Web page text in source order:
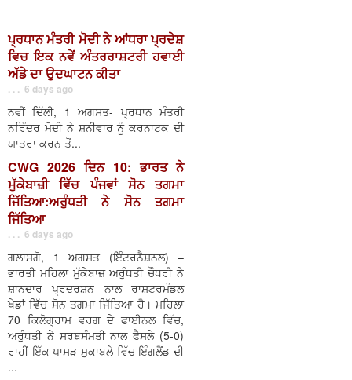
ਪ੍ਰਧਾਨ ਮੰਤਰੀ ਮੋਦੀ ਨੇ ਆਂਧਰਾ ਪ੍ਰਦੇਸ਼
ਵਿਚ ਇਕ ਨਵੇਂ ਅੰਤਰਰਾਸ਼ਟਰੀ ਹਵਾਈ
ਅੱਡੇ ਦਾ ਉਦਘਾਟਨ ਕੀਤਾ
. . . 6 days ago
ਨਵੀਂ ਦਿੱਲੀ, 1 ਅਗਸਤ- ਪ੍ਰਧਾਨ ਮੰਤਰੀ
ਨਰਿੰਦਰ ਮੋਦੀ ਨੇ ਸ਼ਨੀਵਾਰ ਨੂੰ ਕਰਨਾਟਕ ਦੀ
ਯਾਤਰਾ ਕਰਨ ਤੋਂ...
CWG 2026 ਦਿਨ 10: ਭਾਰਤ ਨੇ
ਮੁੱਕੇਬਾਜ਼ੀ ਵਿੱਚ ਪੰਜਵਾਂ ਸੋਨ ਤਗਮਾ
ਜਿੱਤਿਆ:ਅਰੁੰਧਤੀ ਨੇ ਸੋਨ ਤਗਮਾ
ਜਿੱਤਿਆ
. . . 6 days ago
ਗਲਾਸਗੋ, 1 ਅਗਸਤ (ਇੰਟਰਨੈਸ਼ਨਲ) –
ਭਾਰਤੀ ਮਹਿਲਾ ਮੁੱਕੇਬਾਜ਼ ਅਰੁੰਧਤੀ ਚੌਧਰੀ ਨੇ
ਸ਼ਾਨਦਾਰ ਪ੍ਰਦਰਸ਼ਨ ਨਾਲ ਰਾਸ਼ਟਰਮੰਡਲ
ਖੇਡਾਂ ਵਿੱਚ ਸੋਨ ਤਗਮਾ ਜਿੱਤਿਆ ਹੈ। ਮਹਿਲਾ
70 ਕਿਲੋਗ੍ਰਾਮ ਵਰਗ ਦੇ ਫਾਈਨਲ ਵਿੱਚ,
ਅਰੁੰਧਤੀ ਨੇ ਸਰਬਸੰਮਤੀ ਨਾਲ ਫੈਸਲੇ (5-0)
ਰਾਹੀਂ ਇੱਕ ਪਾਸੜ ਮੁਕਾਬਲੇ ਵਿੱਚ ਇੰਗਲੈਂਡ ਦੀ
...